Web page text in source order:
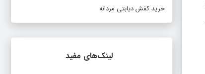
خرید کفش دیابتی مردانه
لینک‌های مفید